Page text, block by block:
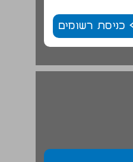
כניסת רשומים